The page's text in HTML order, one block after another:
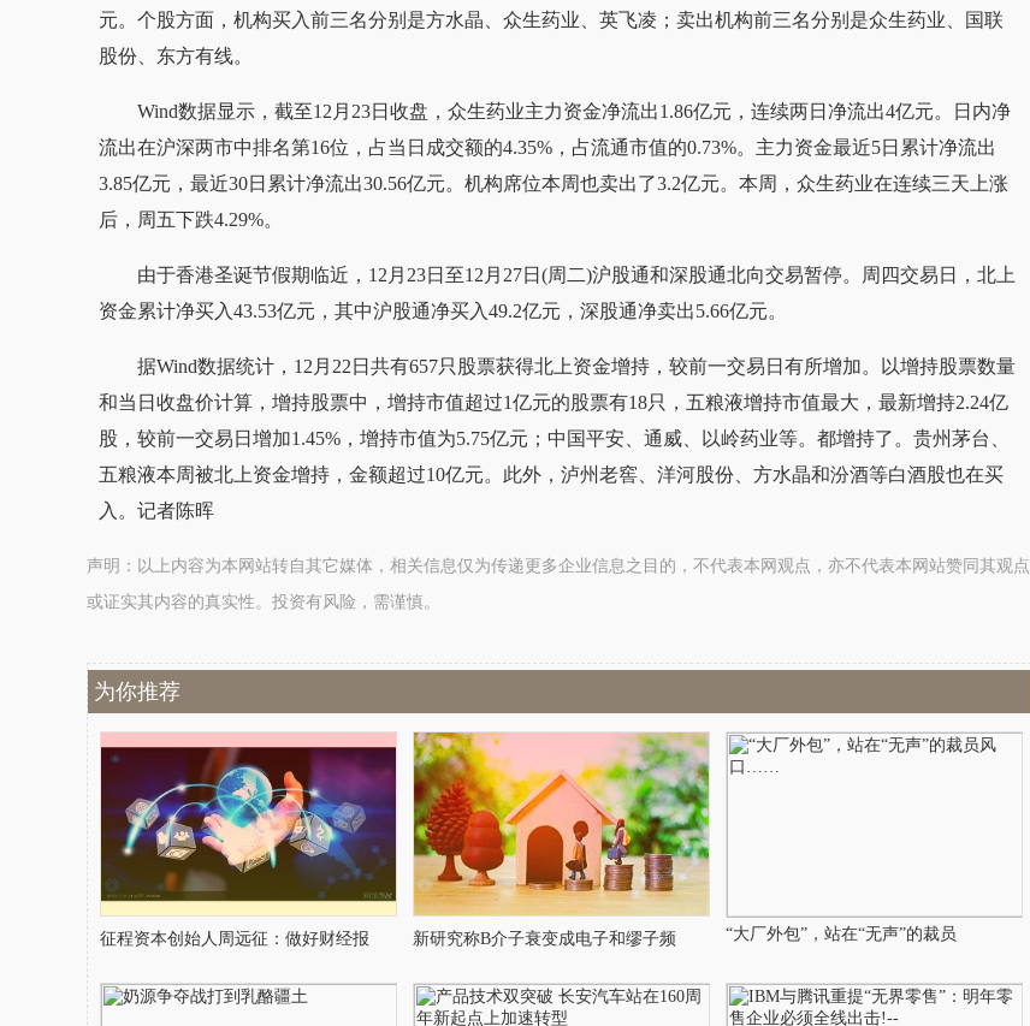
元。个股方面，机构买入前三名分别是方水晶、众生药业、英飞凌；卖出机构前三名分别是众生药业、国联
股份、东方有线。
Wind数据显示，截至12月23日收盘，众生药业主力资金净流出1.86亿元，连续两日净流出4亿元。日内净
流出在沪深两市中排名第16位，占当日成交额的4.35%，占流通市值的0.73%。主力资金最近5日累计净流出
3.85亿元，最近30日累计净流出30.56亿元。机构席位本周也卖出了3.2亿元。本周，众生药业在连续三天上涨
后，周五下跌4.29%。
由于香港圣诞节假期临近，12月23日至12月27日(周二)沪股通和深股通北向交易暂停。周四交易日，北上
资金累计净买入43.53亿元，其中沪股通净买入49.2亿元，深股通净卖出5.66亿元。
据Wind数据统计，12月22日共有657只股票获得北上资金增持，较前一交易日有所增加。以增持股票数量
和当日收盘价计算，增持股票中，增持市值超过1亿元的股票有18只，五粮液增持市值最大，最新增持2.24亿
股，较前一交易日增加1.45%，增持市值为5.75亿元；中国平安、通威、以岭药业等。都增持了。贵州茅台、
五粮液本周被北上资金增持，金额超过10亿元。此外，泸州老窖、洋河股份、方水晶和汾酒等白酒股也在买
入。记者陈晖
声明：以上内容为本网站转自其它媒体，相关信息仅为传递更多企业信息之目的，不代表本网观点，亦不代表本网站赞同其观点
或证实其内容的真实性。投资有风险，需谨慎。
为你推荐
征程资本创始人周远征：做好财经报 新研究称B介子衰变成电子和缪子频 “大厂外包”，站在“无声”的裁员